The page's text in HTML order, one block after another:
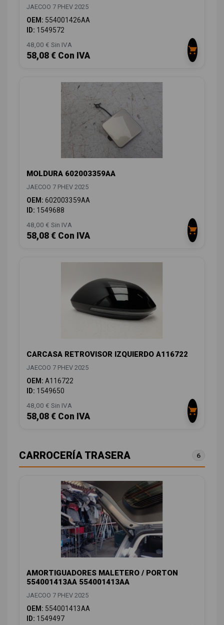
JAECOO 7 PHEV 2025
OEM: 554001426AA
ID: 1549572
48,00 € Sin IVA
58,08 € Con IVA
MOLDURA 602003359AA
JAECOO 7 PHEV 2025
OEM: 602003359AA
ID: 1549688
48,00 € Sin IVA
58,08 € Con IVA
CARCASA RETROVISOR IZQUIERDO A116722
JAECOO 7 PHEV 2025
OEM: A116722
ID: 1549650
48,00 € Sin IVA
58,08 € Con IVA
CARROCERÍA TRASERA 6
AMORTIGUADORES MALETERO / PORTON
554001413AA 554001413AA
JAECOO 7 PHEV 2025
OEM: 554001413AA
ID: 1549497